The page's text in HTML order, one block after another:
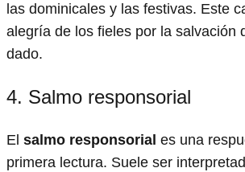
las dominicales y las festivas. Este
alegría de los fieles por la salvación
dado.
4. Salmo responsorial
El salmo responsorial es una
primera lectura. Suele ser